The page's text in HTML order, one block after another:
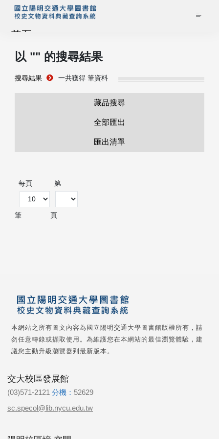
首頁
藏品查詢
以 "" 的搜尋結果
搜尋結果 一共獲得 筆資料
藏品搜尋
全部匯出
匯出清單
每頁
筆
第
頁
本網站之所有圖文內容為國立陽明交通大學圖書館版權所有，請
勿任意轉錄或擷取使用。為維護您在本網站的最佳瀏覽體驗，建
議您主動升級瀏覽器到最新版本。
交大校區發展館
(03)571-2121 分機： 52629
sc.specol@lib.nycu.edu.tw